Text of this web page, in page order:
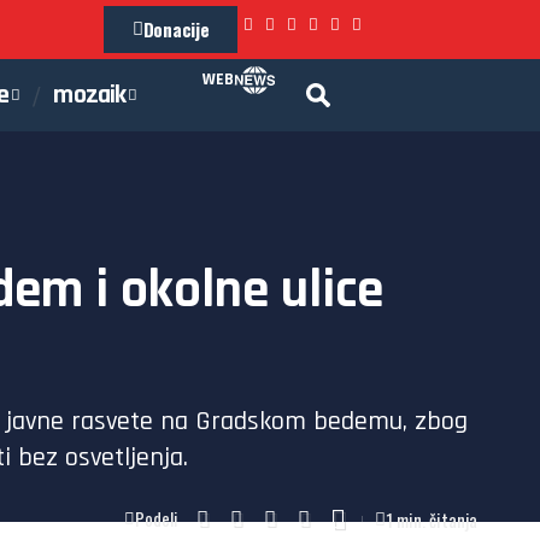
Donacije
mozaik WEB
i okolne ulice
rasvete na Gradskom bedemu, zbog
bez osvetljenja.
Podeli 1 min. čitanja